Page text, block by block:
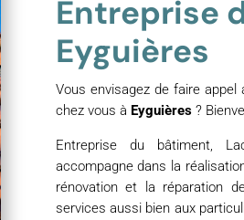
Entreprise
Eyguières
Vous envisagez de faire appel
chez vous à Eyguières?
Entreprise du bâtiment,
accompagne dans la
rénovation et la réparation
services aussi bien aux